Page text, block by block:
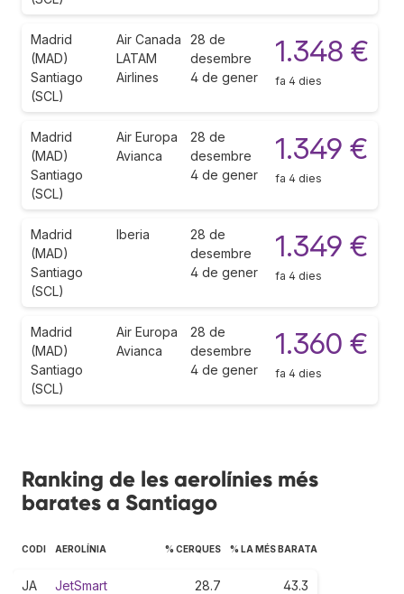
Madrid
(MAD)
Santiago
(SCL)
Air Canada
LATAM
Airlines
28 de
desembre
4 de gener
1.348 €
fa 4 dies
Madrid
(MAD)
Santiago
(SCL)
Air Europa
Avianca
28 de
desembre
4 de gener
1.349 €
fa 4 dies
Madrid
(MAD)
Santiago
(SCL)
Iberia
28 de
desembre
4 de gener
1.349 €
fa 4 dies
Madrid
(MAD)
Santiago
(SCL)
Air Europa
Avianca
28 de
desembre
4 de gener
1.360 €
fa 4 dies
Ranking de les aerolínies més
barates a Santiago
CODI AEROLÍNIA % CERQUES % LA MÉS BARATA
JA JetSmart 28.7 43.3